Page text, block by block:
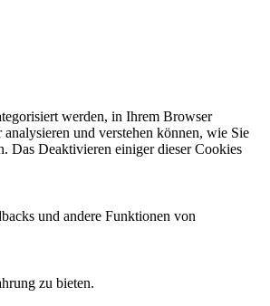
werden, in Ihrem Browser
und verstehen können, wie Sie
Das Deaktivieren einiger dieser Cookies
und andere Funktionen von
zu bieten.